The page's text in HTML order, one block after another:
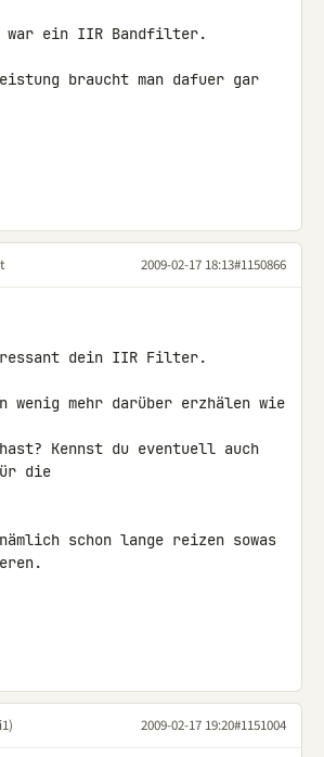
ein IIR Bandfilter.
braucht man dafuer gar
2009-02-17 18:13#1150866
dein IIR Filter.
wenig mehr darüber erzhälen wie
Kennst du eventuell auch
die
schon lange reizen sowas
2009-02-17 19:20#1151004